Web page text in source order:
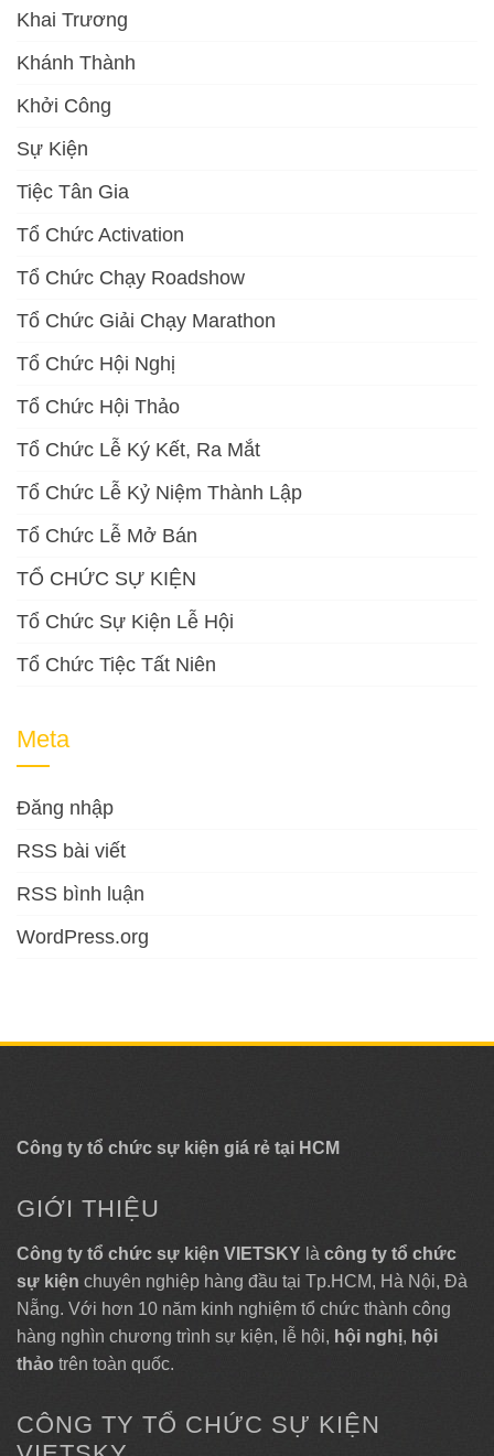
Khai Trương
Khánh Thành
Khởi Công
Sự Kiện
Tiệc Tân Gia
Tổ Chức Activation
Tổ Chức Chạy Roadshow
Tổ Chức Giải Chạy Marathon
Tổ Chức Hội Nghị
Tổ Chức Hội Thảo
Tổ Chức Lễ Ký Kết, Ra Mắt
Tổ Chức Lễ Kỷ Niệm Thành Lập
Tổ Chức Lễ Mở Bán
TỔ CHỨC SỰ KIỆN
Tổ Chức Sự Kiện Lễ Hội
Tổ Chức Tiệc Tất Niên
Meta
Đăng nhập
RSS bài viết
RSS bình luận
WordPress.org
Công ty tổ chức sự kiện giá rẻ tại HCM
GIỚI THIỆU
Công ty tổ chức sự kiện VIETSKY là công ty tổ chức
sự kiện chuyên nghiệp hàng đầu tại Tp.HCM, Hà Nội, Đà
Nẵng. Với hơn 10 năm kinh nghiệm tổ chức thành công
hàng nghìn chương trình sự kiện, lễ hội, hội nghị, hội
thảo trên toàn quốc.
CÔNG TY TỔ CHỨC SỰ KIỆN